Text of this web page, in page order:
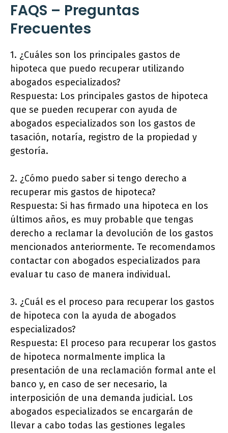
FAQS – Preguntas
Frecuentes
1. ¿Cuáles son los principales gastos de
hipoteca que puedo recuperar utilizando
abogados especializados?
Respuesta: Los principales gastos de hipoteca
que se pueden recuperar con ayuda de
abogados especializados son los gastos de
tasación, notaría, registro de la propiedad y
gestoría.
2. ¿Cómo puedo saber si tengo derecho a
recuperar mis gastos de hipoteca?
Respuesta: Si has firmado una hipoteca en los
últimos años, es muy probable que tengas
derecho a reclamar la devolución de los gastos
mencionados anteriormente. Te recomendamos
contactar con abogados especializados para
evaluar tu caso de manera individual.
3. ¿Cuál es el proceso para recuperar los gastos
de hipoteca con la ayuda de abogados
especializados?
Respuesta: El proceso para recuperar los gastos
de hipoteca normalmente implica la
presentación de una reclamación formal ante el
banco y, en caso de ser necesario, la
interposición de una demanda judicial. Los
abogados especializados se encargarán de
llevar a cabo todas las gestiones legales